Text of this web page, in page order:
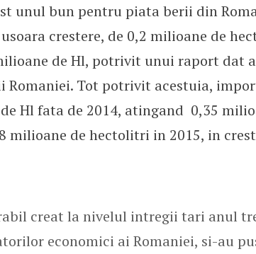
unul bun pentru piata berii din
crestere, de 0,2 milioane de
de Hl, potrivit unui raport dat
Romaniei. Tot potrivit acestuia,
Hl fata de 2014, atingand 0,35
milioane de hectolitri in 2015, in
creat la nivelul intregii tari anul
economici ai Romaniei, si-au